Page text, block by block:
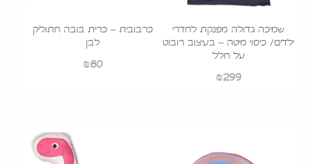
שמיכה גדולה מפנקת לחדרי
ילדים/ כיסוי מיטה – בעיצוב רובוט
על חלל
₪299
כרבובית – כרית בובה חתוליק
לבן
₪80